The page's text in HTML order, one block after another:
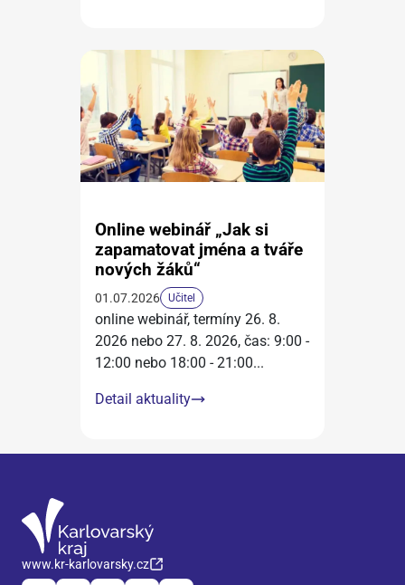
Online webinář „Jak si
zapamatovat jména a tváře
nových žáků“
01.07.2026 Učitel
online webinář, termíny 26. 8.
2026 nebo 27. 8. 2026, čas: 9:00 -
12:00 nebo 18:00 - 21:00...
Detail aktuality
www.kr-karlovarsky.cz